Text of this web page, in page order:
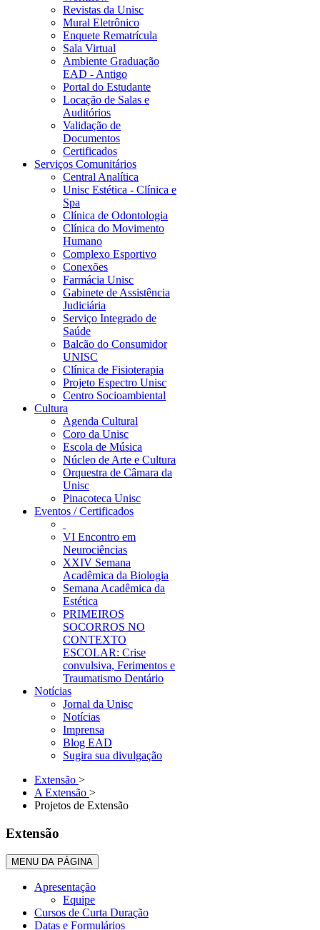
Revistas da Unisc
Mural Eletrônico
Enquete Rematrícula
Sala Virtual
Ambiente Graduação
EAD - Antigo
Portal do Estudante
Locação de Salas e
Auditórios
Validação de
Documentos
Certificados
Serviços Comunitários
Central Analítica
Unisc Estética - Clínica e
Spa
Clínica de Odontologia
Clínica do Movimento
Humano
Complexo Esportivo
Conexões
Farmácia Unisc
Gabinete de Assistência
Judiciária
Serviço Integrado de
Saúde
Balcão do Consumidor
UNISC
Clínica de Fisioterapia
Projeto Espectro Unisc
Centro Socioambiental
Cultura
Agenda Cultural
Coro da Unisc
Escola de Música
Núcleo de Arte e Cultura
Orquestra de Câmara da
Unisc
Pinacoteca Unisc
Eventos / Certificados
VI Encontro em
Neurociências
XXIV Semana
Acadêmica da Biologia
Semana Acadêmica da
Estética
PRIMEIROS
SOCORROS NO
CONTEXTO
ESCOLAR: Crise
convulsiva, Ferimentos e
Traumatismo Dentário
Notícias
Jornal da Unisc
Notícias
Imprensa
Blog EAD
Sugira sua divulgação
Extensão >
A Extensão >
Projetos de Extensão
Extensão
MENU DA PÁGINA
Apresentação
Equipe
Cursos de Curta Duração
Datas e Formulários